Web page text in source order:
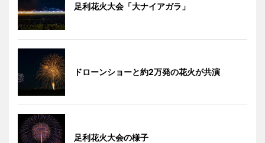
足利花火大会「大ナイアガラ」
ドローンショーと約2万発の花火が共演
足利花火大会の様子